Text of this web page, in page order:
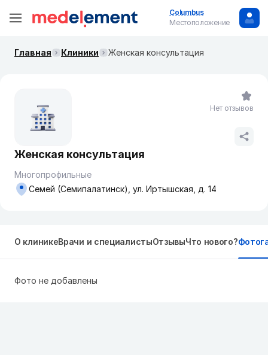
Columbus
Местоположение
Главная Клиники Женская консультация
Женская консультация
Многопрофильные
Семей (Семипалатинск), ул. Иртышская, д. 14
Нет отзывов
О клиникеВрачи и специалистыОтзывыЧто нового?
Фото не добавлены